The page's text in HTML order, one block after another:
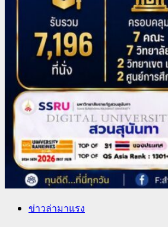
ข่าวล่ามาแรง